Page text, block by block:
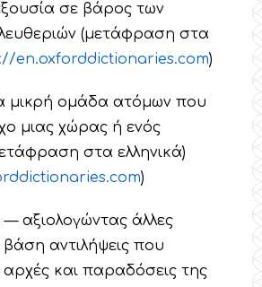
σε βάρος των
(μετάφραση στα
://en.oxforddictionaries.com)
μικρή ομάδα ατόμων που
μιας χώρας ή ενός
στα ελληνικά)
.com)
— αξιολογώντας άλλες
αντιλήψεις που
και παραδόσεις της